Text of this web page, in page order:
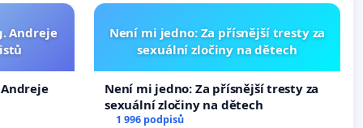
Andreje
Není mi jedno: Za přísnější tresty za
sexuální zločiny na dětech
Není mi jedno: Za přísnější tresty za
sexuální zločiny na dětech
1 996 podpisů